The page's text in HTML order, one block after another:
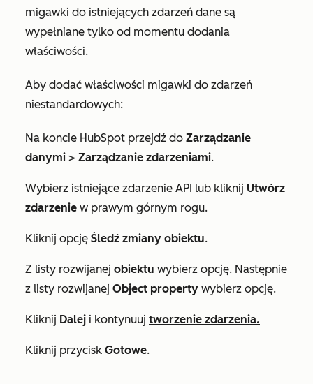
migawki do istniejących zdarzeń dane są
wypełniane tylko od momentu dodania
właściwości.
Aby dodać właściwości migawki do zdarzeń
niestandardowych:
Na koncie HubSpot przejdź do Zarządzanie
danymi > Zarządzanie zdarzeniami.
Wybierz istniejące zdarzenie API lub kliknij Utwórz
zdarzenie w prawym górnym rogu.
Kliknij opcję Śledź zmiany obiektu.
Z listy rozwijanej obiektu wybierz opcję. Następnie
z listy rozwijanej Object property wybierz opcję.
Kliknij Dalej i kontynuuj tworzenie zdarzenia.
Kliknij przycisk Gotowe.